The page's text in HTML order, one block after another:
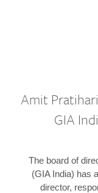
Amit
GIA
The board of
(GIA India) has
director,